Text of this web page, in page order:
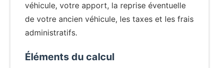
véhicule, votre apport, la reprise éventuelle
de votre ancien véhicule, les taxes et les frais
administratifs.
Éléments du calcul